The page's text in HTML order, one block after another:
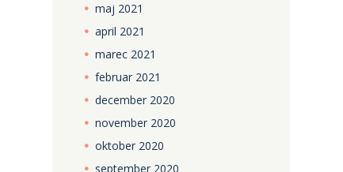
maj 2021
april 2021
marec 2021
februar 2021
december 2020
november 2020
oktober 2020
september 2020